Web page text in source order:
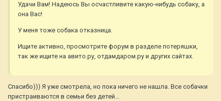
Удачи Вам! Надеюсь Вы осчастливите какую-нибудь собаку, а
она Вас!
У меня тоже собака отказница.
Ищите активно, просмотрите форум в разделе потеряшки,
так же ищите на авито.ру, отдамдаром.ру и других сайтах.
Спасибо))) Я уже смотрела, но пока ничего не нашла. Все собачки
пристраиваются в семьи без детей...